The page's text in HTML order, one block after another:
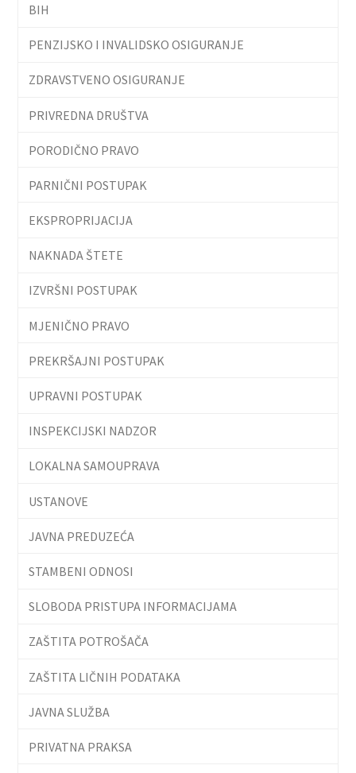
BIH
PENZIJSKO I INVALIDSKO OSIGURANJE
ZDRAVSTVENO OSIGURANJE
PRIVREDNA DRUŠTVA
PORODIČNO PRAVO
PARNIČNI POSTUPAK
EKSPROPRIJACIJA
NAKNADA ŠTETE
IZVRŠNI POSTUPAK
MJENIČNO PRAVO
PREKRŠAJNI POSTUPAK
UPRAVNI POSTUPAK
INSPEKCIJSKI NADZOR
LOKALNA SAMOUPRAVA
USTANOVE
JAVNA PREDUZEĆA
STAMBENI ODNOSI
SLOBODA PRISTUPA INFORMACIJAMA
ZAŠTITA POTROŠAČA
ZAŠTITA LIČNIH PODATAKA
JAVNA SLUŽBA
PRIVATNA PRAKSA